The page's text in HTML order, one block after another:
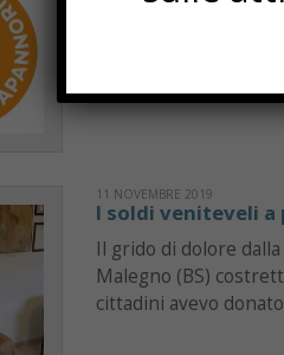
partenza di un
delle notizie e
ricevere
11 NOVEMBRE 2019
I soldi veniteveli a
Il grido di dolore
Malegno (BS)
cittadini avevo